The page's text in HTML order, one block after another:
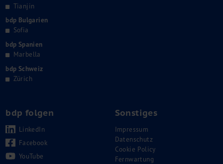
Tianjin
bdp Bulgarien
Sofia
bdp Spanien
Marbella
bdp Schweiz
Zürich
bdp folgen
LinkedIn
Facebook
YouTube
Sonstiges
Impressum
Datenschutz
Cookie Policy
Fernwartung